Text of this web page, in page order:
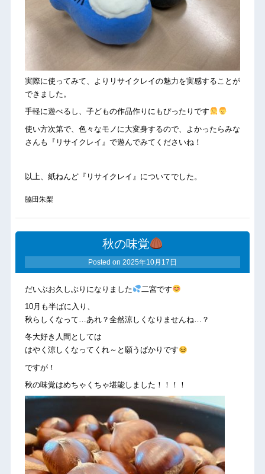
実際に使ってみて、よりリサイクレイの魅力を実感することが
できました。
手軽に遊べるし、子どもの作品作りにもぴったりです
使い方次第で、色々なモノに大変身するので、よかったらみな
さんも『リサイクレイ』で遊んでみてくださいね！
以上、紙ねんど『リサイクレイ』についてでした。
脇田朱梨
秋の味覚
Posted on 2025年10月17日
だいぶお久しぶりになりました
二宮です
10月も半ばに入り、
秋らしくなって…あれ？全然涼しくなりませんね…？
冬大好き人間としては
はやく涼しくなってくれ～と願うばかりです
ですが！
秋の味覚はめちゃくちゃ堪能しました！！！！